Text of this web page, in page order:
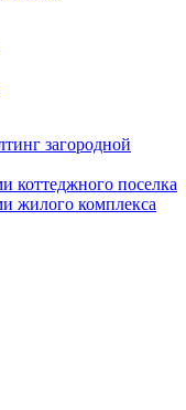
загородной
коттеджного поселка
жилого комплекса